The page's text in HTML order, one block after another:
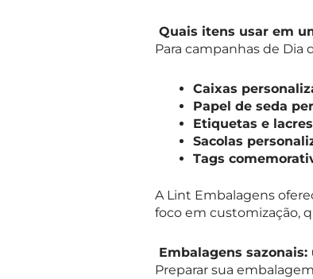
Quais itens usar em
Para campanhas de Dia
Caixas
Papel de seda
Etiquetas e lacres
Sacolas
Tags
A Lint Embalagens
foco em customização,
Embalagens
Preparar sua